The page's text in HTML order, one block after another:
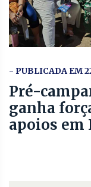
- PUBLICADA EM
Pré-
ganha
apoios em